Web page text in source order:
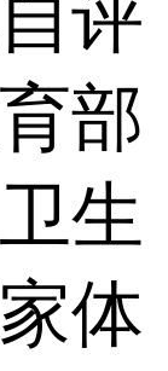
评
部
生
体